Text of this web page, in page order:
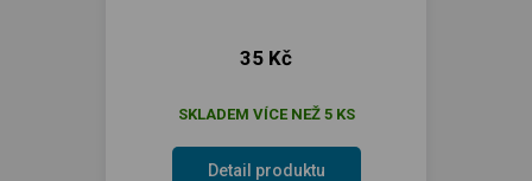
35 Kč
SKLADEM VÍCE NEŽ 5 KS
Detail produktu